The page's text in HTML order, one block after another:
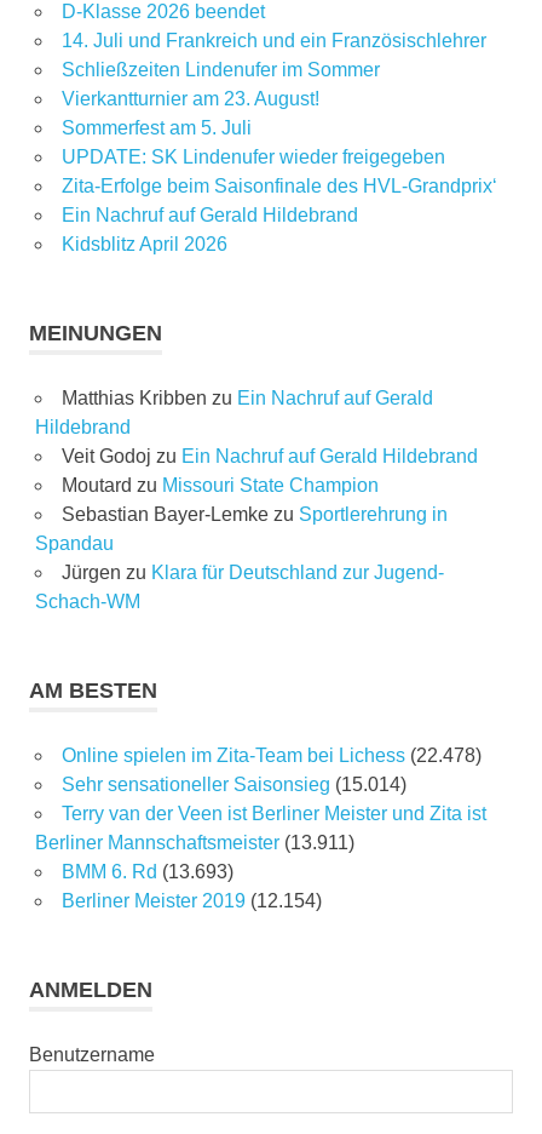
D-Klasse 2026 beendet
14. Juli und Frankreich und ein Französischlehrer
Schließzeiten Lindenufer im Sommer
Vierkantturnier am 23. August!
Sommerfest am 5. Juli
UPDATE: SK Lindenufer wieder freigegeben
Zita-Erfolge beim Saisonfinale des HVL-Grandprix‘
Ein Nachruf auf Gerald Hildebrand
Kidsblitz April 2026
MEINUNGEN
Matthias Kribben zu Ein Nachruf auf Gerald
Hildebrand
Veit Godoj zu Ein Nachruf auf Gerald Hildebrand
Moutard zu Missouri State Champion
Sebastian Bayer-Lemkezu Sportlerehrung in
Spandau
Jürgen zu Klara für Deutschland zur Jugend-
Schach-WM
AM BESTEN
Online spielen im Zita-Team bei Lichess (22.478)
Sehr sensationeller Saisonsieg (15.014)
Terry van der Veen ist Berliner Meister und Zita ist
Berliner Mannschaftsmeister (13.911)
BMM 6. Rd (13.693)
Berliner Meister 2019 (12.154)
ANMELDEN
Benutzername